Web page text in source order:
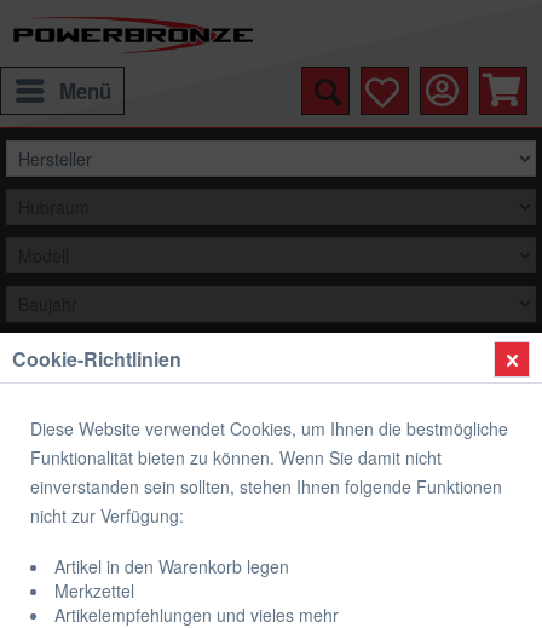
Menü
Auswählen
Übersicht Verkleidungsscheibe Spoiler / Tourenform
Verkleidungsscheibe Spoiler / Tourenform
HONDA CBX 550
Cookie-Richtlinien
Diese Website verwendet Cookies, um Ihnen die bestmögliche
Funktionalität bieten zu können. Wenn Sie damit nicht
einverstanden sein sollten, stehen Ihnen folgende Funktionen
nicht zur Verfügung:
Artikel in den Warenkorb legen
Merkzettel
Artikelempfehlungen und vieles mehr